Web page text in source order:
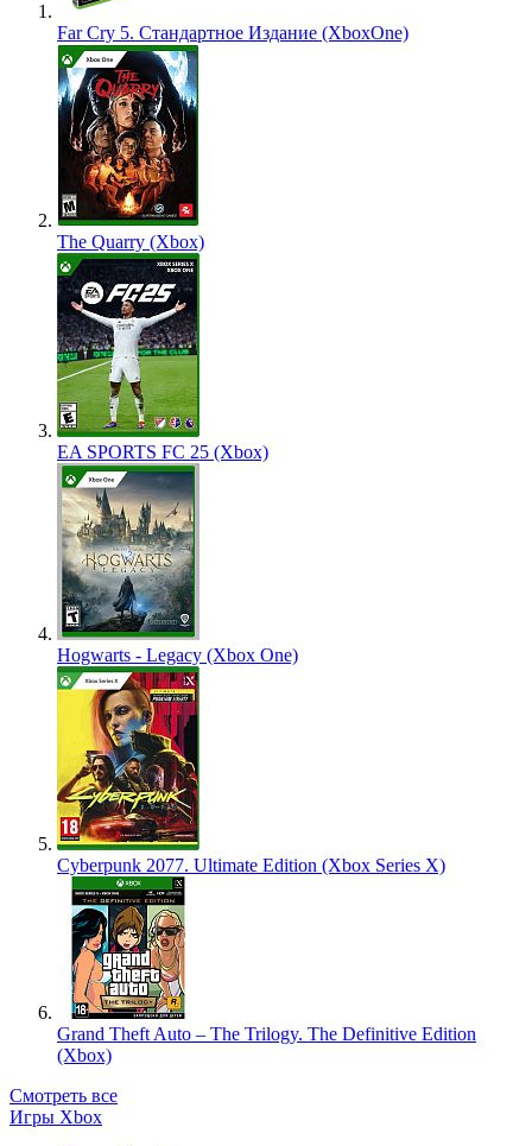
Far Cry 5. Стандартное Издание (XboxOne)
The Quarry (Xbox)
EA SPORTS FC 25 (Xbox)
Hogwarts - Legacy (Xbox One)
Cyberpunk 2077. Ultimate Edition (Xbox Series X)
Grand Theft Auto – The Trilogy. The Definitive Edition
(Xbox)
Смотреть все
Игры Xbox